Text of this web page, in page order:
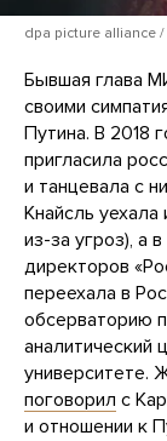
dpa picture alliance
Бывшая глава
своими
Путина. В 2018
пригласила
и танцевала с
Кнайсль
из-за угроз), а
директоров
переехала в
обсерваторию
аналитический
университете.
поговорил с
и отношении к